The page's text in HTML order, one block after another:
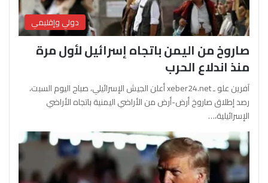
دولي وإقليمي
صاروخ من اليمن باتجاه إسرائيل لأول مرة
منذ اندلاع الحرب
آفرين علو ـ xeber24.net أعلن الجيش الإسرائيلي، صباح اليوم السبت،
رصد إطلاق صاروخ أرض-أرض من الأراضي اليمنية باتجاه الأراضي
الإسرائيلية،…